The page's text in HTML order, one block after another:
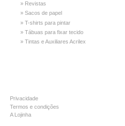
» Revistas
» Sacos de papel
» T-shirts para pintar
» Tábuas para fixar tecido
» Tintas e Auxiliares Acrilex
Privacidade
Termos e condições
A Lojinha